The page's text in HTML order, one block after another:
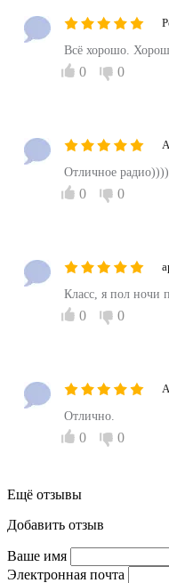
Всё хорошо.
0 0
Отличное радио))))
0 0
Класс, я пол ночи
0 0
Отлично.
0 0
Ещё отзывы
Добавить отзыв
Ваше имя
Электронная почта